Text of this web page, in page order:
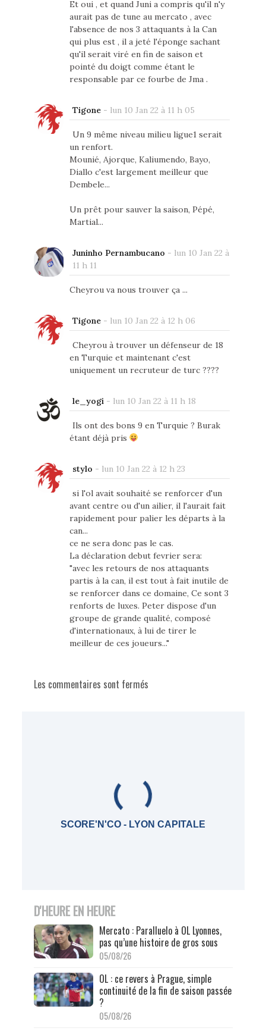
Et oui , et quand Juni a compris qu'il n'y
aurait pas de tune au mercato , avec
l'absence de nos 3 attaquants à la Can
qui plus est , il a jeté l'éponge sachant
qu'il serait viré en fin de saison et
pointé du doigt comme étant le
responsable par ce fourbe de Jma .
Tigone- lun 10 Jan 22 à 11 h 05
Un 9 même niveau milieu ligue1 serait
un renfort.
Mounié, Ajorque, Kaliumendo, Bayo,
Diallo c'est largement meilleur que
Dembele...
Un prêt pour sauver la saison, Pépé,
Martial...
Juninho Pernambucano - lun 10 Jan 22 à
11 h 11
Cheyrou va nous trouver ça ...
Tigone- lun 10 Jan 22 à 12 h 06
Cheyrou à trouver un défenseur de 18
en Turquie et maintenant c'est
uniquement un recruteur de turc ????
le_yogi- lun 10 Jan 22 à 11 h 18
Ils ont des bons 9 en Turquie ? Burak
étant déjà pris
stylo - lun 10 Jan 22 à 12 h 23
si l'ol avait souhaité se renforcer d'un
avant centre ou d'un ailier, il l'aurait fait
rapidement pour palier les départs à la
can...
ce ne sera donc pas le cas.
La déclaration debut fevrier sera:
"avec les retours de nos attaquants
partis à la can, il est tout à fait inutile de
se renforcer dans ce domaine, Ce sont 3
renforts de luxes. Peter dispose d'un
groupe de grande qualité, composé
d'internationaux, à lui de tirer le
meilleur de ces joueurs..."
Les commentaires sont fermés
SCORE'N'CO - LYON CAPITALE
D'HEURE EN HEURE
Mercato : Paralluelo à OL Lyonnes,
pas qu’une histoire de gros sous
05/08/26
OL : ce revers à Prague, simple
continuité de la fin de saison passée
?
05/08/26